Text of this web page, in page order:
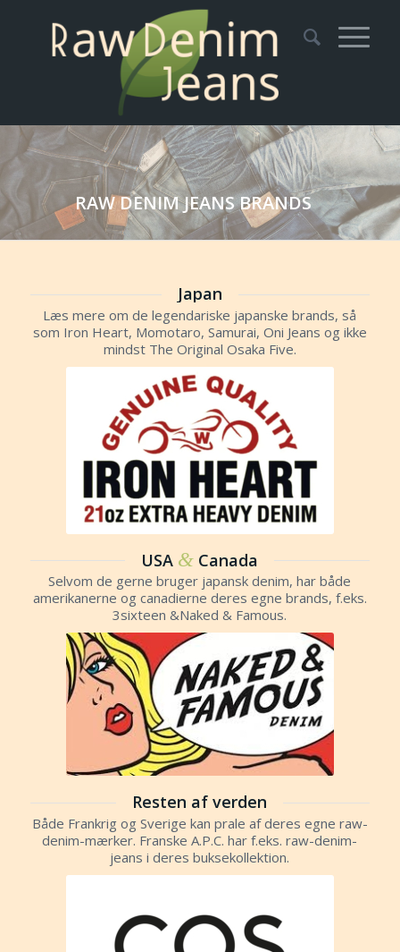
RAW DENIM JEANS BRANDS
Japan
Læs mere om de legendariske japanske brands, så
som Iron Heart, Momotaro, Samurai, Oni Jeans og ikke
mindst The Original Osaka Five.
USA & Canada
Selvom de gerne bruger japansk denim, har både
amerikanerne og canadierne deres egne brands, f.eks.
3sixteen &Naked & Famous.
Resten af verden
Både Frankrig og Sverige kan prale af deres egne raw-
denim-mærker. Franske A.P.C. har f.eks. raw-denim-
jeans i deres buksekollektion.